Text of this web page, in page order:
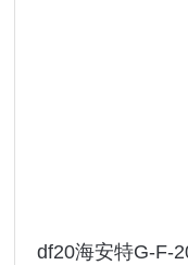
df20海安特G-F-